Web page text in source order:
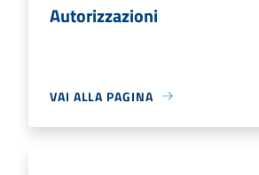
Autorizzazioni
VAI ALLA PAGINA